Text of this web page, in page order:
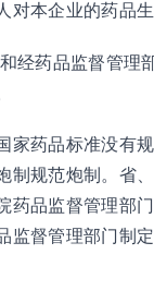
对本企业的药品
经药品监督管理
家药品标准没有
制规范炮制。省
药品监督管理部
监督管理部门制